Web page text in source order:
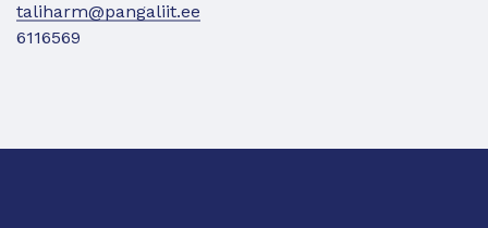
taliharm@pangaliit.ee
6116569